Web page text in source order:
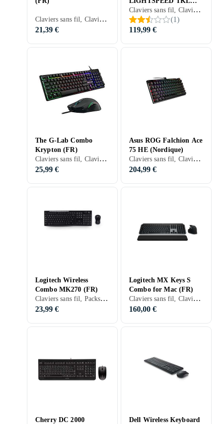
Claviers sans fil, Claviers gaming, Packs clavier et souris, Claviers ergonomiques, Français, PC, PS5, TKL (tenkeyless/kompakt)
21,39 €
Linear (Nordic)
Claviers sans fil, Claviers gaming, Claviers mécaniques, Packs clavier et souris, Mécanique, Logitech GL Tactile, Italien, Mac, TKL (tenkeyless/kompakt)
(1)
119,99 €
The G-Lab Combo
Krypton (FR)
Claviers sans fil, Claviers filaires, Claviers gaming, Packs clavier et souris, Français, PC, Mac, PS4, Xbox One, PS5
25,99 €
Asus ROG Falchion Ace
75 HE (Nordique)
Claviers sans fil, Claviers filaires, Claviers gaming, Claviers mécaniques, Packs clavier et souris, Mécanique, ROG NX Red, Italien, 75%
204,99 €
Logitech Wireless
Combo MK270 (FR)
Claviers sans fil, Packs clavier et souris, Français, PC, Mac, TKL (tenkeyless/kompakt)
23,99 €
Logitech MX Keys S
Combo for Mac (FR)
Claviers sans fil, Claviers mécaniques, Packs clavier et souris, Scissor switch , Français, Mac, Ergonomiquement
160,00 €
Cherry DC 2000
Dell Wireless Keyboard